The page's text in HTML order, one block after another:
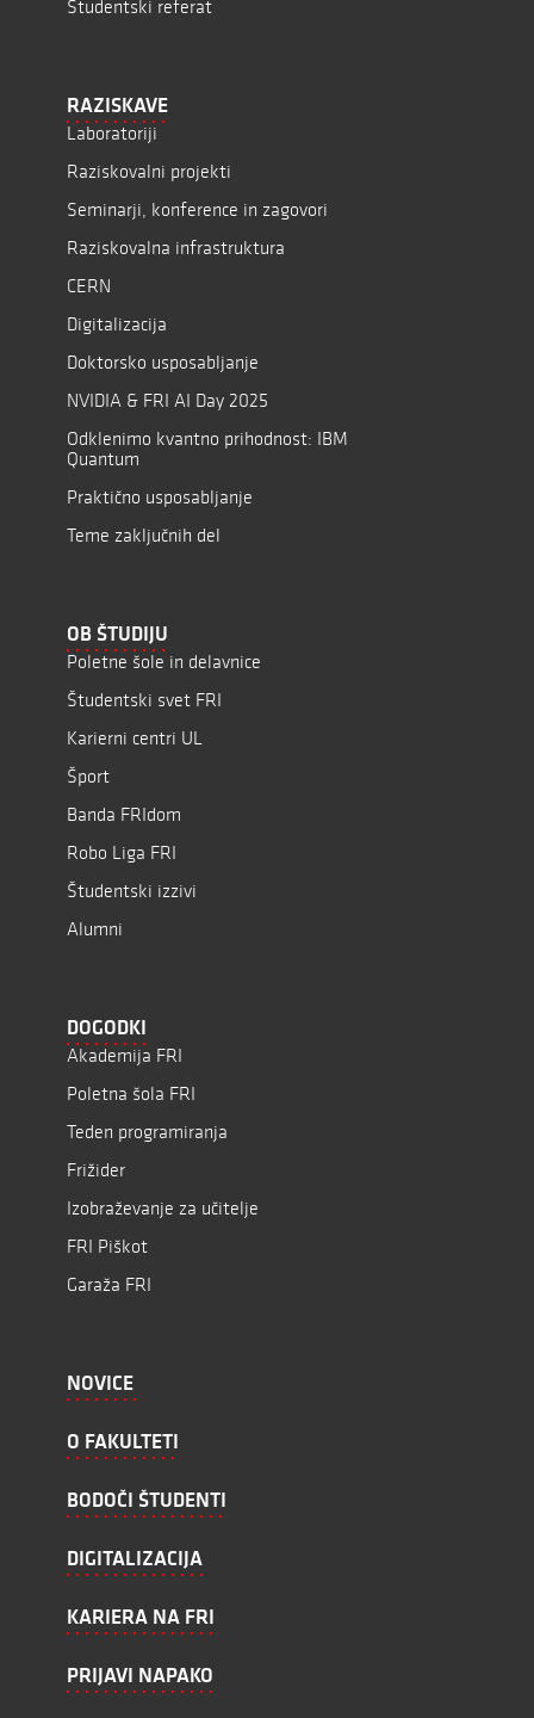
Študentski referat
RAZISKAVE
Laboratoriji
Raziskovalni projekti
Seminarji, konference in zagovori
Raziskovalna infrastruktura
CERN
Digitalizacija
Doktorsko usposabljanje
NVIDIA & FRI AI Day 2025
Odklenimo kvantno prihodnost: IBM
Quantum
Praktično usposabljanje
Teme zaključnih del
OB ŠTUDIJU
Poletne šole in delavnice
Študentski svet FRI
Karierni centri UL
Šport
Banda FRIdom
Robo Liga FRI
Študentski izzivi
Alumni
DOGODKI
Akademija FRI
Poletna šola FRI
Teden programiranja
Frižider
Izobraževanje za učitelje
FRI Piškot
Garaža FRI
NOVICE
O FAKULTETI
BODOČI ŠTUDENTI
DIGITALIZACIJA
KARIERA NA FRI
PRIJAVI NAPAKO